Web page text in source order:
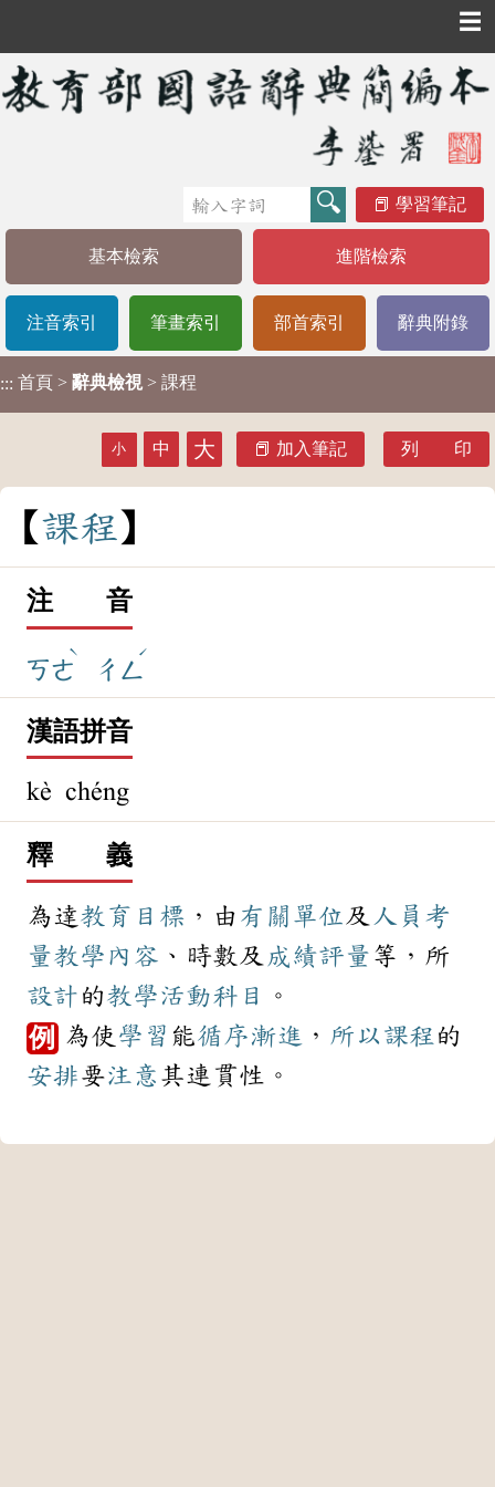
☰
學習筆記
基本檢索 進階檢索
注音索引 筆畫索引 部首索引 辭典附錄
::: 首頁 > 辭典檢視 > 課程
小 中 大 加入筆記 列 印
課程
注 音
ㄎㄜ
ˋ
ㄔㄥ
ˊ
漢語拼音
kè chéng
釋 義
為達教育 目標 ，由 有關 單位及 人員 考
量教學 內容 、時數及 成績評量 等，所
設計 的教學活動科目 。
例 為使 學習 能循序漸進 ， 所以課程 的
安排要注意 其連貫性。